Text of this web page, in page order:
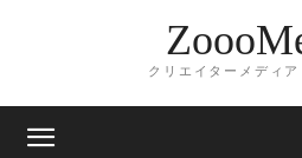
クリエイターメディ